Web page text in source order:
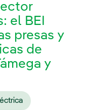
el BEI
presas y
de
y